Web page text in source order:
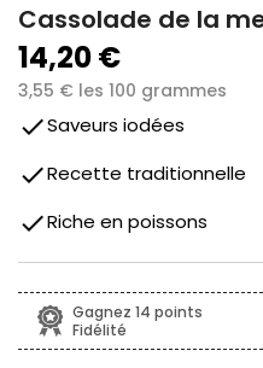
Cassolade de la
14,20 €
3,55 € les 100 grammes
doneSaveurs iodées
doneRecette traditionnelle
doneRiche en poissons
Gagnez 14 points
Fidélité